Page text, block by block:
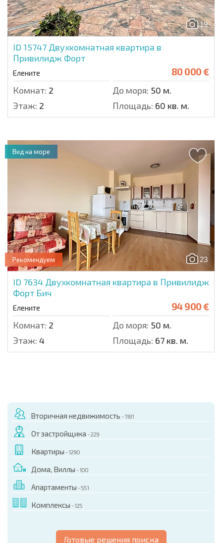
19
ID 15747 Двухкомнатная квартира в
Привилидж Форт
Елените 80 000 €
Комнат: 2 До моря: 50 м.
Этаж: 2 Площадь: 60 кв. м.
23
Рекомендуем
ID 7634 Двухкомнатная квартира в Привилидж
Форт Бич
Елените 94 900 €
Комнат: 2 До моря: 50 м.
Этаж: 4 Площадь: 67 кв. м.
Вид на море
Вторичная недвижимость - 1181
От застройщика - 229
Квартиры - 1290
Дома, Виллы - 100
Апартаменты - 551
Комплексы - 125
Готовые решения поиска